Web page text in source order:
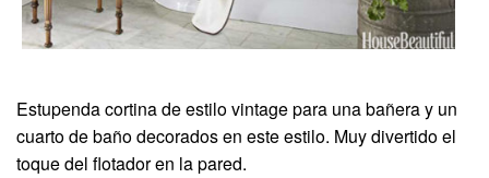
Estupenda cortina de estilo vintage para una bañera y un
cuarto de baño decorados en este estilo. Muy divertido el
toque del flotador en la pared.